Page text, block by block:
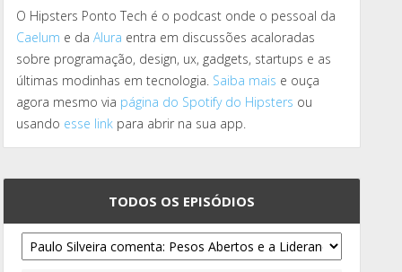
O Hipsters Ponto Tech é o podcast onde o pessoal da
Caelum e daAlura entra em discussões acaloradas
sobre programação, design, ux, gadgets, startups e as
últimas modinhas em tecnologia. Saiba mais e ouça
agora mesmo via página do Spotify do Hipsters ou
usando esse link para abrir na sua app.
TODOS OS EPISÓDIOS